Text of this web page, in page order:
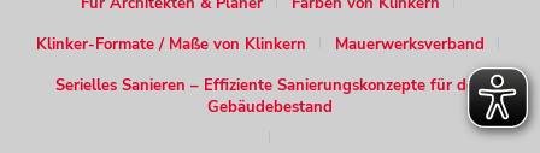
Klinker-Formate / Maße von Klinkern
Mauerwerksverband
Serielles Sanieren – Effiziente Sanierungskonzepte für den
Gebäudebestand